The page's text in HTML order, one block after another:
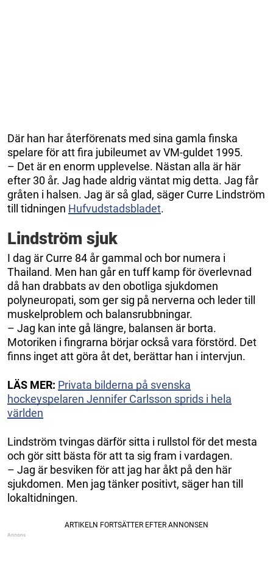
Där han har återförenats med sina gamla finska
spelare för att fira jubileumet av VM-guldet 1995.
– Det är en enorm upplevelse. Nästan alla är här
efter 30 år. Jag hade aldrig väntat mig detta. Jag får
gråten i halsen. Jag är så glad, säger Curre Lindström
till tidningen Hufvudstadsbladet.
Lindström sjuk
I dag är Curre 84 år gammal och bor numera i
Thailand. Men han går en tuff kamp för överlevnad
då han drabbats av den obotliga sjukdomen
polyneuropati, som ger sig på nerverna och leder till
muskelproblem och balansrubbningar.
– Jag kan inte gå längre, balansen är borta.
Motoriken i fingrarna börjar också vara förstörd. Det
finns inget att göra åt det, berättar han i intervjun.
LÄS MER: Privata bilderna på svenska
hockeyspelaren Jennifer Carlsson sprids i hela
världen
Lindström tvingas därför sitta i rullstol för det mesta
och gör sitt bästa för att ta sig fram i vardagen.
– Jag är besviken för att jag har åkt på den här
sjukdomen. Men jag tänker positivt, säger han till
lokaltidningen.